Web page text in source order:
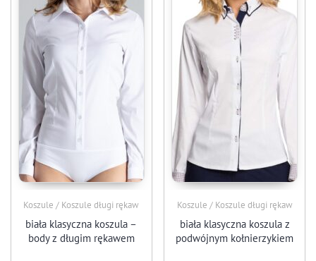
Koszule / Koszule długi rękaw
biała klasyczna koszula –
body z długim rękawem
Koszule / Koszule długi rękaw
biała klasyczna koszula z
podwójnym kołnierzykiem